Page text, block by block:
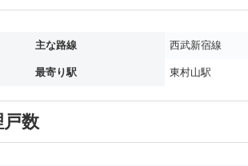
主な路線 西武新宿線
最寄り駅 東村山駅
数